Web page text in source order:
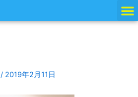
/ 2019年2月11日